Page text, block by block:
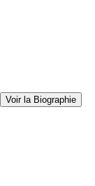
Voir la Biographie